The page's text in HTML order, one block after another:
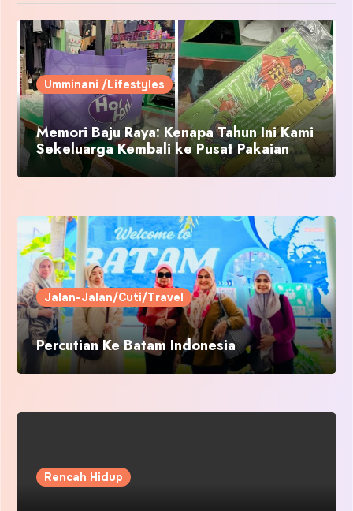
Umminani /Lifestyles
Memori Baju Raya: Kenapa Tahun Ini Kami
Sekeluarga Kembali ke Pusat Pakaian
Hari-Hari?
Jalan-Jalan/Cuti/Travel
Percutian Ke Batam Indonesia
Rencah Hidup